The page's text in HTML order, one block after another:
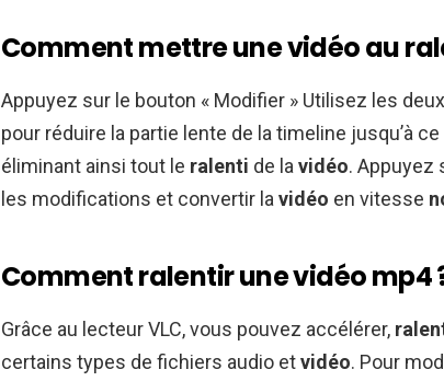
Comment mettre une vidéo au
Appuyez sur le bouton « Modifier » Utilisez les
pour réduire la partie lente de la timeline jusqu’à
éliminant ainsi tout le ralenti de la vidéo. Appuyez
les modifications et convertir la vidéo en vitesse
Comment ralentir une vidéo mp4
Grâce au lecteur VLC, vous pouvez accélérer,
certains types de fichiers audio etvidéo. Pour